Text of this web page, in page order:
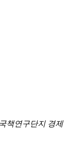
책연구단지 경제